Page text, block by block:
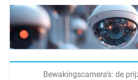
Bewakingscamera's: de